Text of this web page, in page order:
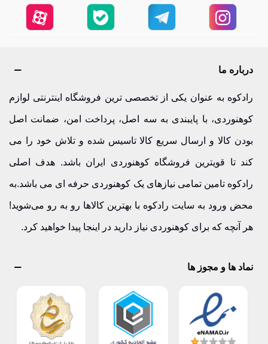
درباره ما
رادکوه به عنوان یکی از تخصصی ترین فروشگاه اینترنتی لوازم
کوهنوردی، با پایبندی به سه اصل، پرداخت امن، ضمانت اصل
بودن کالا و ارسال سریع کالا تاسیس شده و تلاش خود را می
کند تا قویترین فروشگاه کوهنوردی ایران باشد. هدف اصلی
رادکوه تامین تمامی نیازهای یک کوهنوردی حرفه ای می باشد.به
محض ورود به سایت رادکوه با بهترین کالاها رو به رو می‌شوید!
هر آنچه که برای کوهنوردی نیاز دارید در اینجا پیدا خواهید کرد.
نماد ها و مجوز ها